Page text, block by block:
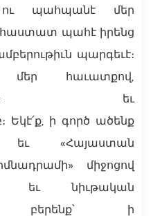
պահպանէ մեր
հաստատ պահէ իրենց
պարգեւէ։
հաւատքով,
եւ
Եկէ՛ք, ի գործ ածենք
«Հայաստան
միջոցով
եւ նիւթական
բերենք՝ ի